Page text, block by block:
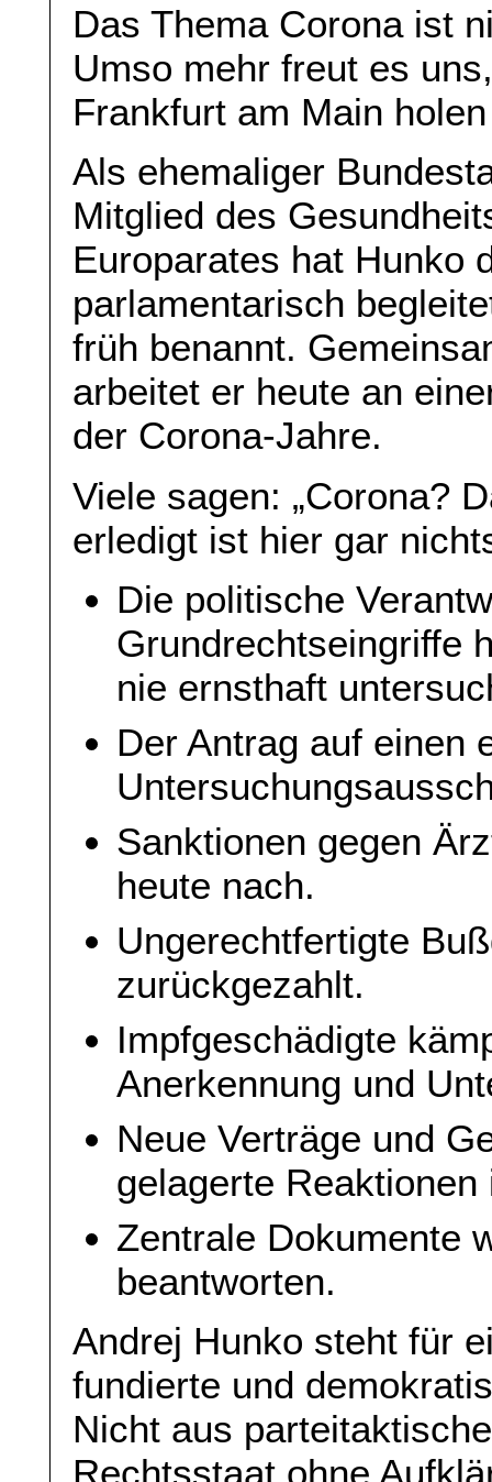
Das Thema Corona ist
Umso mehr freut es
Frankfurt am Main
Als ehemaliger
Mitglied des
Europarates hat Hunko
parlamentarisch
früh benannt.
arbeitet er heute an
der Corona-Jahre.
Viele sagen: „Corona?
erledigt ist hier gar
Die politische
Grundrechtseingriffe
nie ernsthaft
Der Antrag auf einen
Sanktionen gegen
heute nach.
Ungerechtfertigte
zurückgezahlt.
Impfgeschädigte
Anerkennung und
Neue Verträge und
gelagerte
Zentrale Dokumente
beantworten.
Andrej Hunko steht für
fundierte und
Nicht aus
Rechtsstaat ohne